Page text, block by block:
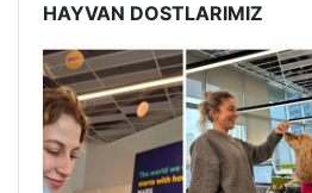
HAYVAN DOSTLARIMIZ